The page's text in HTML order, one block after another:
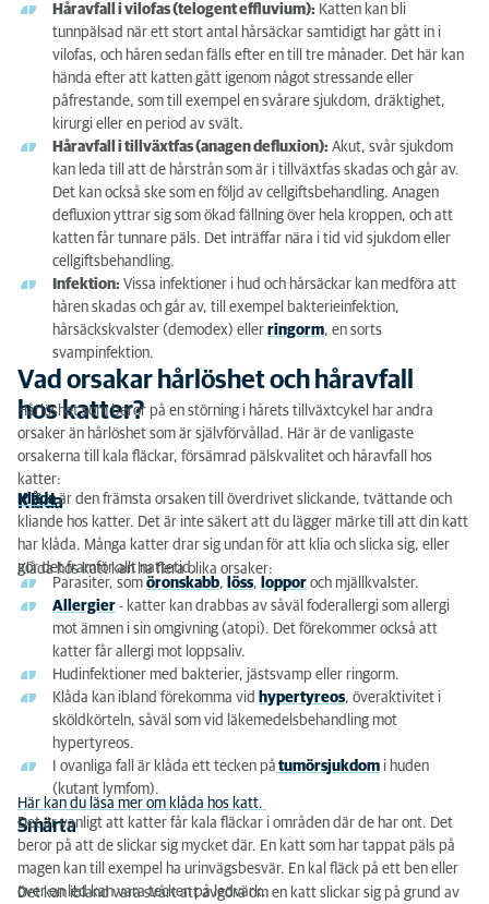
Håravfall i vilofas (telogent effluvium): Katten kan bli
tunnpälsad när ett stort antal hårsäckar samtidigt har gått in i
vilofas, och håren sedan fälls efter en till tre månader. Det här kan
hända efter att katten gått igenom något stressande eller
påfrestande, som till exempel en svårare sjukdom, dräktighet,
kirurgi eller en period av svält.
Håravfall i tillväxtfas (anagen defluxion): Akut, svår sjukdom
kan leda till att de hårstrån som är i tillväxtfas skadas och går av.
Det kan också ske som en följd av cellgiftsbehandling. Anagen
defluxion yttrar sig som ökad fällning över hela kroppen, och att
katten får tunnare päls. Det inträffar nära i tid vid sjukdom eller
cellgiftsbehandling.
Infektion: Vissa infektioner i hud och hårsäckar kan medföra att
håren skadas och går av, till exempel bakterieinfektion,
hårsäckskvalster (demodex) eller ringorm, en sorts
svampinfektion.
Vad orsakar hårlöshet och håravfall
hos katter?
Hårlöshet som beror på en störning i hårets tillväxtcykel har andra
orsaker än hårlöshet som är självförvållad. Här är de vanligaste
orsakerna till kala fläckar, försämrad pälskvalitet och håravfall hos
katter:
Klåda
Klådaär den främsta orsaken till överdrivet slickande, tvättande och
kliande hos katter. Det är inte säkert att du lägger märke till att din katt
har klåda. Många katter drar sig undan för att klia och slicka sig, eller
gör det framför allt nattetid.
Klåda hos katt kan ha flera olika orsaker:
Parasiter, som öronskabb, löss, loppor och mjällkvalster.
Allergier - katter kan drabbas av såväl foderallergi som allergi
mot ämnen i sin omgivning (atopi). Det förekommer också att
katter får allergi mot loppsaliv.
Hudinfektioner med bakterier, jästsvamp eller ringorm.
Klåda kan ibland förekomma vid hypertyreos, överaktivitet i
sköldkörteln, såväl som vid läkemedelsbehandling mot
hypertyreos.
I ovanliga fall är klåda ett tecken på tumörsjukdom i huden
(kutant lymfom).
Här kan du läsa mer om klåda hos katt.
Smärta
Det är vanligt att katter får kala fläckar i områden där de har ont. Det
beror på att de slickar sig mycket där. En katt som har tappat päls på
magen kan till exempel ha urinvägsbesvär. En kal fläck på ett ben eller
över en led kan vara tecken på ledvärk.
Det kan ibland vara svårt att avgöra om en katt slickar sig på grund av